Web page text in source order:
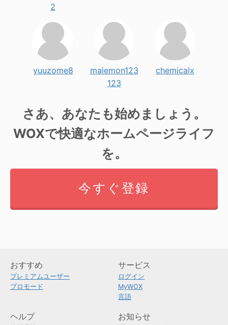
2
yuuzome8
maiemon123
123
chemicalx
さあ、あなたも始めましょう。
WOXで快適なホームページライフ
を。
今すぐ登録
おすすめ
プレミアムユーザー
プロモード
サービス
ログイン
MyWOX
言語
ヘルプ お知らせ